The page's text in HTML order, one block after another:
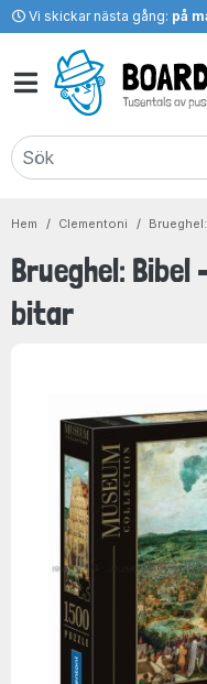
Vi skickar nästa gång: på
Hem Clementoni
Brueghel:
bitar